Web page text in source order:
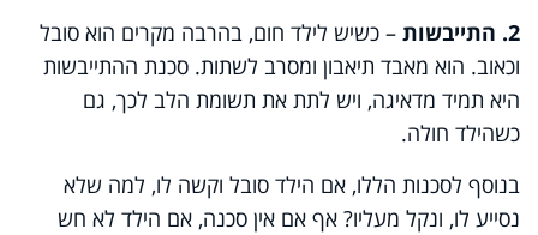
2. התייבשות
– כשיש לילד חום, בהרבה מקרים הוא סובל
וכאוב. הוא מאבד תיאבון ומסרב לשתות. סכנת ההתייבשות
היא תמיד מדאיגה, ויש לתת את תשומת הלב לכך, גם
כשהילד חולה.
בנוסף לסכנות הללו, אם הילד סובל וקשה לו, למה שלא
נסייע לו, ונקל מעליו? אף אם אין סכנה, אם הילד לא חש